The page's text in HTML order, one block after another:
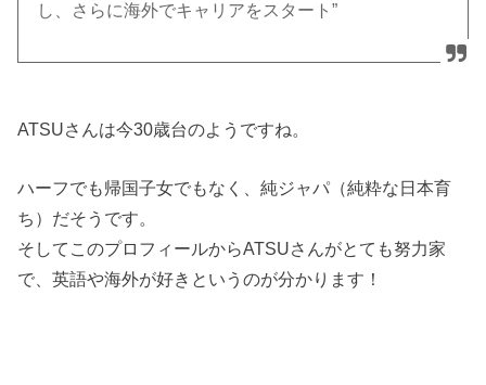
し、さらに海外でキャリアをスタート”
ATSUさんは今30歳台のようですね。
ハーフでも帰国子女でもなく、純ジャパ（純粋な日本育
ち）だそうです。
そしてこのプロフィールからATSUさんがとても努力家
で、英語や海外が好きというのが分かります！